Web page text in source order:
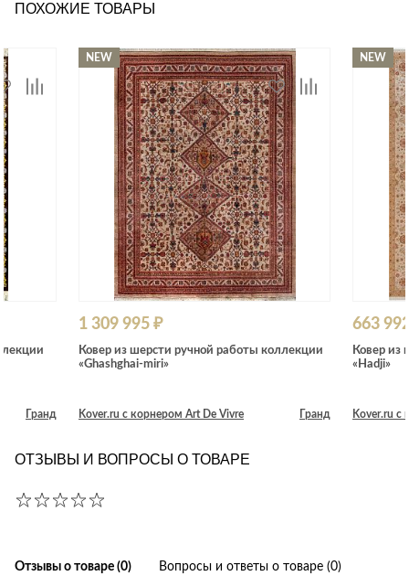
ПОХОЖИЕ ТОВАРЫ
Гранд
NEW
1 309 995 ₽
Ковер из шерсти ручной работы коллекции
«Ghashghai-miri»
Kover.ru с корнером Art De Vivre Гранд
NEW
663
Ковер из
«Hadji»
Kover.ru с
ОТЗЫВЫ И ВОПРОСЫ О ТОВАРЕ
Отзывы о товаре (0) Вопросы и ответы о товаре (0)